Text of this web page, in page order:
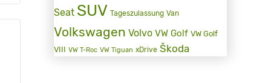
Seat SUV Tageszulassung Van
Volkswagen Volvo VW Golf VW Golf
VIII VW T-Roc VW Tiguan xDrive Škoda